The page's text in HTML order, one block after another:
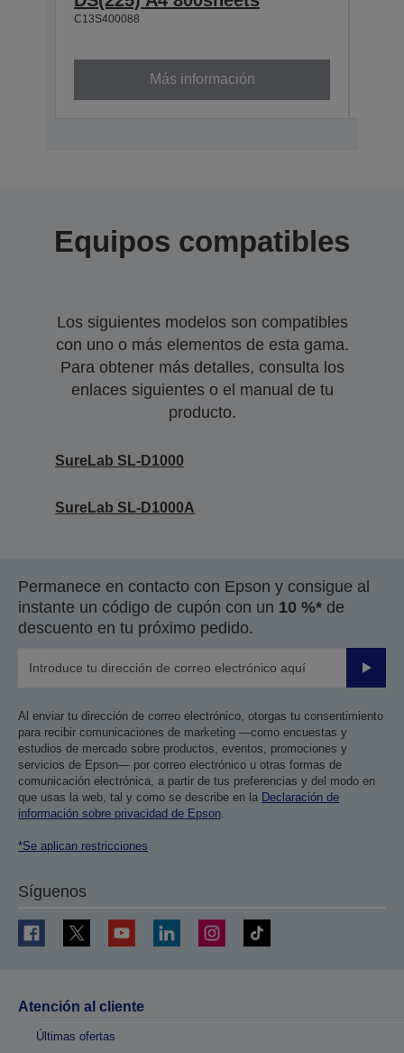
C13S400088
Más información
Equipos compatibles
Los siguientes modelos son compatibles
con uno o más elementos de esta gama.
Para obtener más detalles, consulta los
enlaces siguientes o el manual de tu
producto.
SureLab SL-D1000
SureLab SL-D1000A
Permanece en contacto con Epson y consigue al
instante un código de cupón con un 10 %* de
descuento en tu próximo pedido.
Enviar
Al enviar tu dirección de correo electrónico, otorgas tu consentimiento
para recibir comunicaciones de marketing —como encuestas y
estudios de mercado sobre productos, eventos, promociones y
servicios de Epson— por correo electrónico u otras formas de
comunicación electrónica, a partir de tus preferencias y del modo en
que usas la web, tal y como se describe en la Declaración de
información sobre privacidad de Epson
*Se aplican restricciones
Síguenos
Atención al cliente
Últimas ofertas